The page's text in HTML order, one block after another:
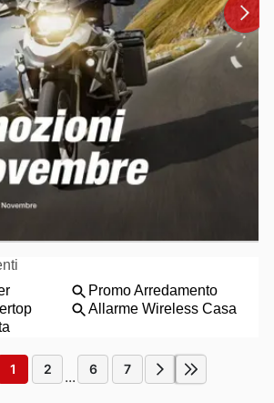
1 2 ... 6 7